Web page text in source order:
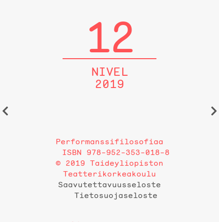
12
NIVEL
2019
Performanssifilosofiaa
ISBN 978-952-353-018-8
© 2019 Taideyliopiston
Teatterikorkeakoulu
Saavutettavuusseloste
Tietosuojaseloste